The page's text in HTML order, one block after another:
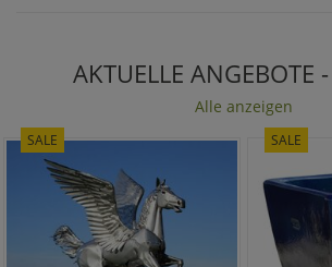
AKTUELLE ANGEBOTE
Alle anzeigen
SALE SALE